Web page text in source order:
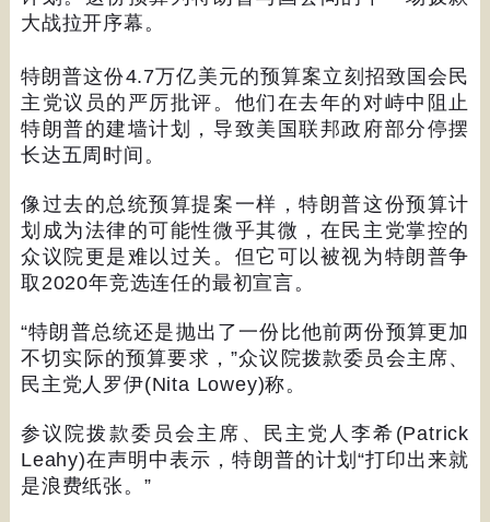
大战拉开序幕。
特朗普这份4.7万亿美元的预算案立刻招致国会民
主党议员的严厉批评。他们在去年的对峙中阻止
特朗普的建墙计划，导致美国联邦政府部分停摆
长达五周时间。
像过去的总统预算提案一样，特朗普这份预算计
划成为法律的可能性微乎其微，在民主党掌控的
众议院更是难以过关。但它可以被视为特朗普争
取 2020年竞选连任的最初宣言。
“特朗普总统还是抛出了一份比他前两份预算更加
不切实际的预算要求， ”众议院拨款委员会主席、
民主党人罗伊(Nita Lowey)称。
参议院拨款委员会主席、民主党人李希 (Patrick
Leahy)在声明中表示，特朗普的计划 “打印出来就
是浪费纸张。 ”